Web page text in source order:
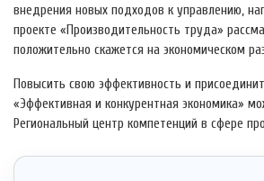
внедрения новых подходов к управлению,
проекте «Производительность труда»
положительно скажется на экономическом
Повысить свою эффективность и
«Эффективная и конкурентная экономика»
Региональный центр компетенций в сфере